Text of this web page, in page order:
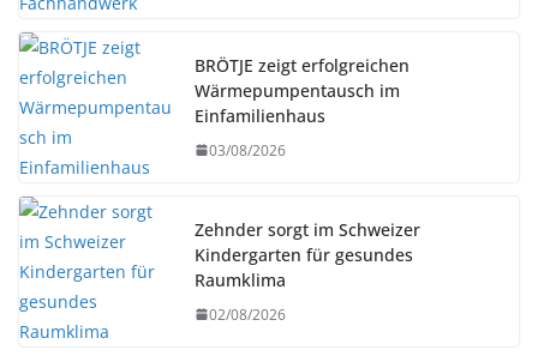
BRÖTJE zeigt erfolgreichen
Wärmepumpentausch im
Einfamilienhaus
03/08/2026
Zehnder sorgt im Schweizer
Kindergarten für gesundes
Raumklima
02/08/2026